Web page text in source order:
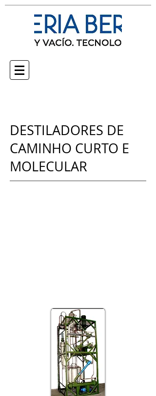
DESTILADORES DE
CAMINHO CURTO E
MOLECULAR